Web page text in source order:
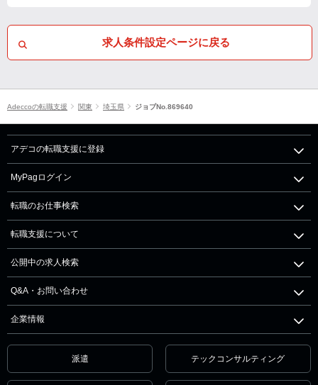
求人条件設定ページに戻る
Adeccoの転職支援 関東 埼玉県 ジョブNo.869640
アデコの転職支援に登録
MyPagログイン
転職のお仕事検索
転職支援について
公開中の求人検索
Q&A・お問い合わせ
企業情報
派遣 テックコンサルティング